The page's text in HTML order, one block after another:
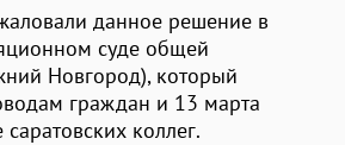
данное решение в
суде общей
Новгород), который
граждан и 13 марта
коллег.